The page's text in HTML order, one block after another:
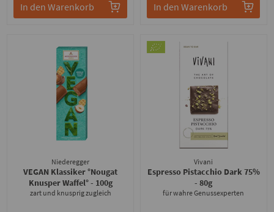
In den Warenkorb In den Warenkorb
Niederegger
VEGAN Klassiker °Nougat
Knusper Waffel°- 100g
zart und knusprig zugleich
Vivani
Espresso Pistacchio Dark 75%
- 80g
für wahre Genussexperten